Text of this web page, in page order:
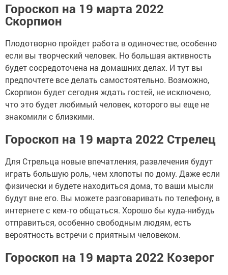
Гороскоп на 19 марта 2022
Скорпион
Плодотворно пройдет работа в одиночестве, особенно
если вы творческий человек. Но большая активность
будет сосредоточена на домашних делах. И тут вы
предпочтете все делать самостоятельно. Возможно,
Скорпион будет сегодня ждать гостей, не исключено,
что это будет любимый человек, которого вы еще не
знакомили с близкими.
Гороскоп на 19 марта 2022 Стрелец
Для Стрельца новые впечатления, развлечения будут
играть большую роль, чем хлопоты по дому. Даже если
физически и будете находиться дома, то ваши мысли
будут вне его. Вы можете разговаривать по телефону, в
интернете с кем-то общаться. Хорошо бы куда-нибудь
отправиться, особенно свободным людям, есть
вероятность встречи с приятным человеком.
Гороскоп на 19 марта 2022 Козерог